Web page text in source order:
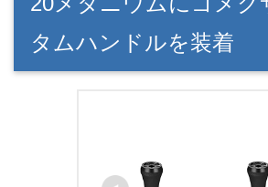
タムハンドルを装着